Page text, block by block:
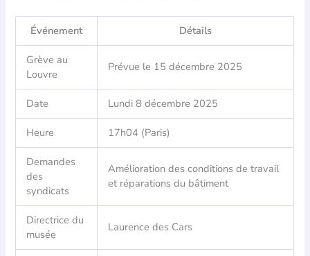
Événement Détails
Grève au
Louvre
Prévue le 15 décembre 2025
Date Lundi 8 décembre 2025
Heure 17h04 (Paris)
Demandes
des
syndicats
Amélioration des conditions de travail
et réparations du bâtiment
Directrice du
musée
Laurence des Cars